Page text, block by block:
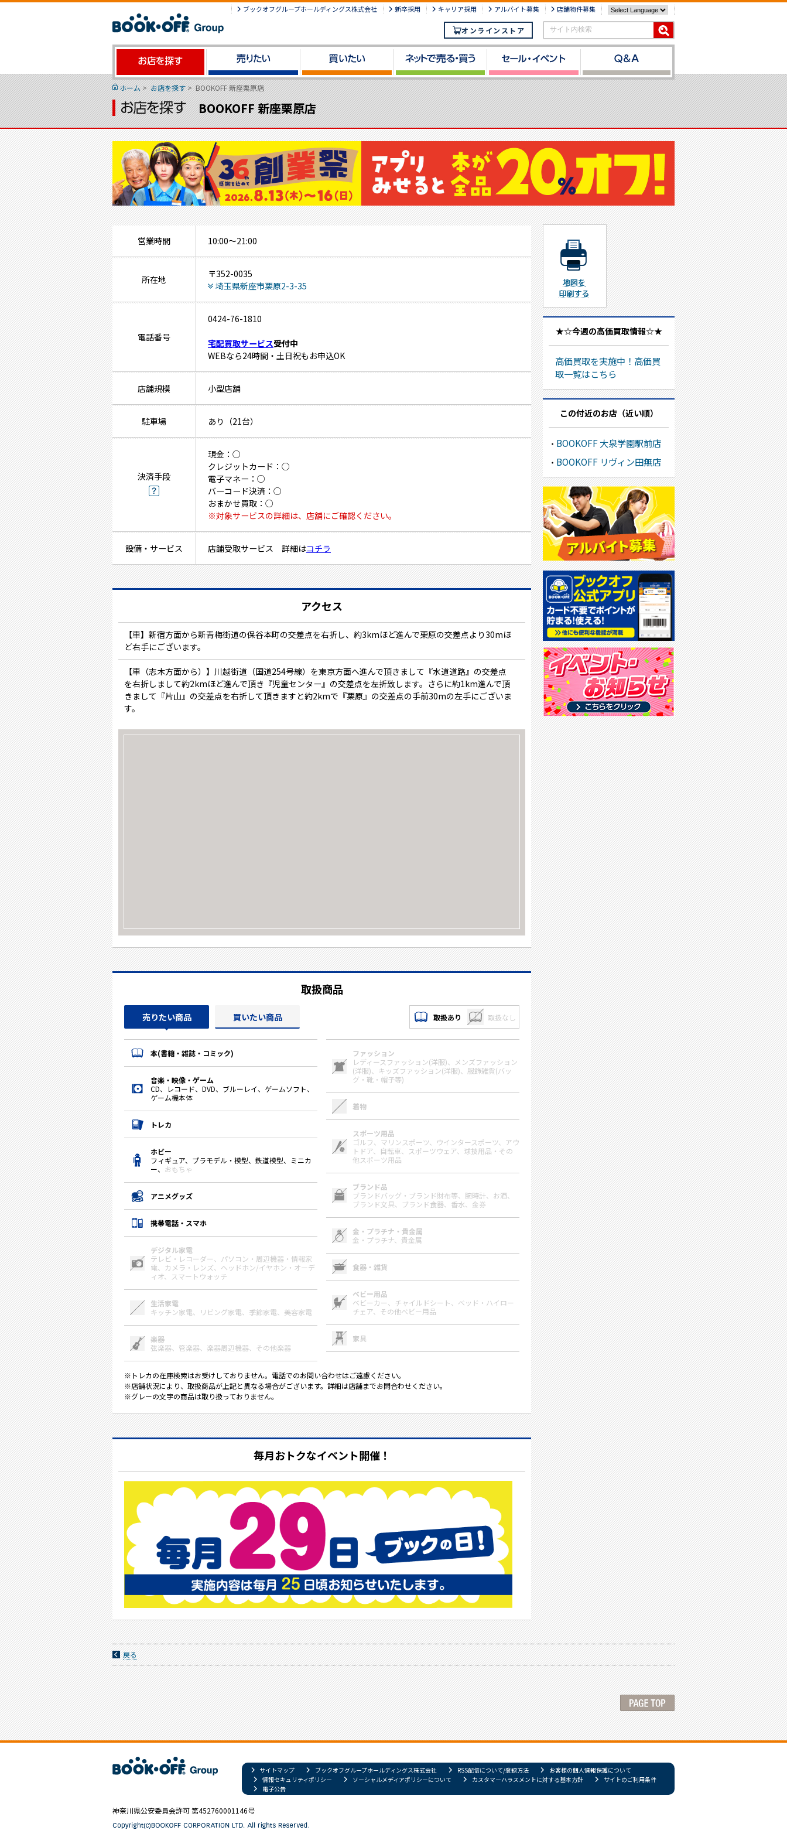
ブックオフグループホールディングス株式会社 新卒採用 キャリア採用 アルバイト募集 店舗物件募集
サイト内検索
オンラインストア
ホーム>お店を探す>BOOKOFF 新座栗原店
BOOKOFF 新座栗原店
営業時間 10:00～21:00
所在地
〒352-0035
埼玉県新座市栗原2-3-35
電話番号
0424-76-1810
宅配買取サービス受付中
WEBなら24時間・土日祝もお申込OK
店舗規模 小型店舗
駐車場 あり（21台）
決済手段
現金：○
クレジットカード：○
電子マネー：○
バーコード決済：○
おまかせ買取：○
※対象サービスの詳細は、店舗にご確認ください。
設備・サービス 店舗受取サービス 詳細はコチラ
アクセス
【車】新宿方面から新青梅街道の保谷本町の交差点を右折し、約3kmほど進んで栗原の交差点より30mほ
ど右手にございます。
【車（志木方面から）】川越街道（国道254号線）を東京方面へ進んで頂きまして『水道道路』の交差点
を右折しまして約2kmほど進んで頂き『児童センター』の交差点を左折致します。さらに約1km進んで頂
きまして『片山』の交差点を右折して頂きますと約2kmで『栗原』の交差点の手前30mの左手にございま
す。
取扱商品
売りたい商品 買いたい商品 取扱あり 取扱なし
本(書籍・雑誌・コミック)
音楽・映像・ゲーム
CD、レコード、DVD、ブルーレイ、ゲームソフト、
ゲーム機本体
トレカ
ホビー
フィギュア、プラモデル・模型、鉄道模型、ミニカ
ー、 おもちゃ
アニメグッズ
携帯電話・スマホ
デジタル家電
テレビ・レコーダー、
パソコン・周辺機器・情報家
電、 カメラ・レンズ、 ヘッドホン/イヤホン・オーデ
ィオ、
スマートウォッチ
生活家電
キッチン家電、
リビング家電、 季節家電、 美容家電
楽器
弦楽器、 管楽器、 楽器周辺機器、 その他楽器
ファッション
レディースファッション(洋服)、
メンズファッション
(洋服)、 キッズファッション(洋服)、 服飾雑貨(バッ
グ・靴・帽子等)
着物
スポーツ用品
ゴルフ、 マリンスポーツ、 ウインタースポーツ、 アウ
トドア、
自転車、 スポーツウェア、 球技用品・その
他スポーツ用品
ブランド品
ブランドバッグ・ブランド財布等、 腕時計、 お酒、
ブランド文具、
ブランド食器、 香水、 金券
金・プラチナ・貴金属
金・プラチナ、 貴金属
食器・雑貨
ベビー用品
ベビーカー、 チャイルドシート、 ベッド・ハイロー
チェア、 その他ベビー用品
家具
※トレカの在庫検索はお受けしておりません。電話でのお問い合わせはご遠慮ください。
※店舗状況により、取扱商品が上記と異なる場合がございます。詳細は店舗までお問合わせください。
※グレーの文字の商品は取り扱っておりません。
毎月おトクなイベント開催！
地図を印刷する
★☆今週の高価買取情報☆★
高価買取を実施中！高価買
取一覧はこちら
この付近のお店（近い順）
BOOKOFF 大泉学園駅前店
BOOKOFF リヴィン田無店
戻る
サイトマップ ブックオフグループホールディングス株式会社 RSS配信について/登録方法
お客様の個人情報保護について
情報セキュリティポリシー
ソーシャルメディアポリシーについて カスタマーハラスメントに対する基本方針
サイトのご利用条件
電子公告
神奈川県公安委員会許可 第452760001146号